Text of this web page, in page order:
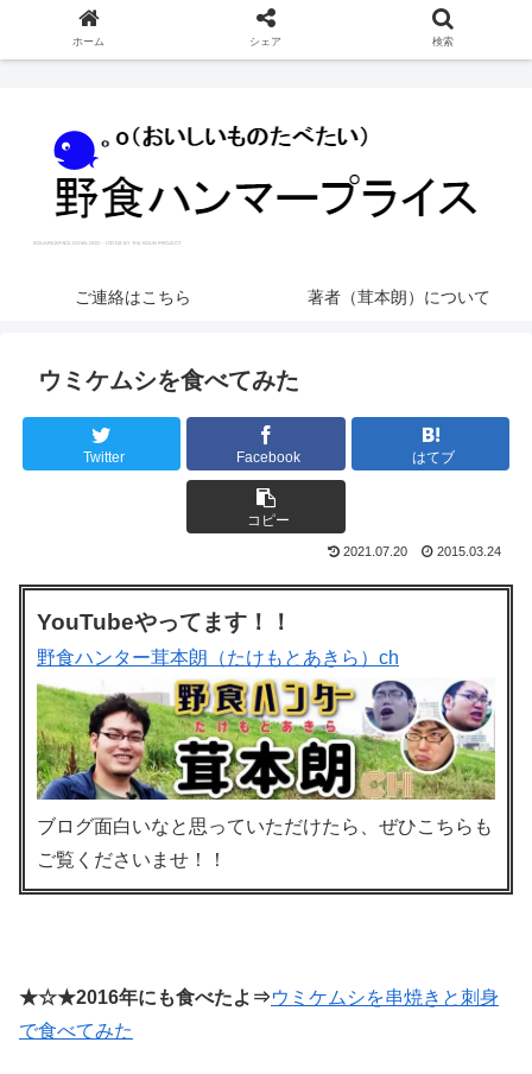
ご連絡はこちら 著者（茸本朗）について
ウミケムシを食べてみた
Twitter Facebook はてブ
コピー
2021.07.20 2015.03.24
YouTubeやってます！！
野食ハンター茸本朗（たけもとあきら）ch
ブログ面白いなと思っていただけたら、ぜひこちらも
ご覧くださいませ！！
★☆★2016年にも食べたよ⇒ウミケムシを串焼きと刺身
で食べてみた
ホーム シェア 検索